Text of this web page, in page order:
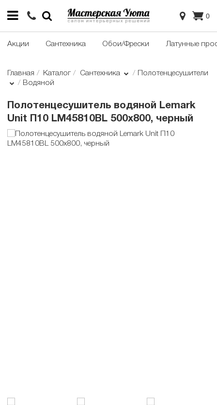
0
Акции Сантехника Обои/Фрески Латунные
Главная Каталог Сантехника
Полотенцесушители
Водяной
Полотенцесушитель водяной Lemark
Unit П10 LM45810BL 500x800, черный